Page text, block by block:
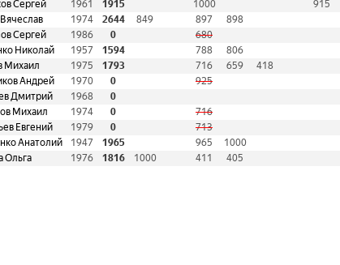
Сергей
1961 1915 1000
915
1974 2644 849 897
898
Сергей
1986 0
680
Николай
1957 1594 788
806
Михаил
1975 1793 716 659
418
Андрей
1970 0
925
Дмитрий
1968
0
Михаил
1974 0
716
Евгений
1979 0
713
Анатолий
1947 1965 965
1000
Ольга
1976 1816 1000 411 405